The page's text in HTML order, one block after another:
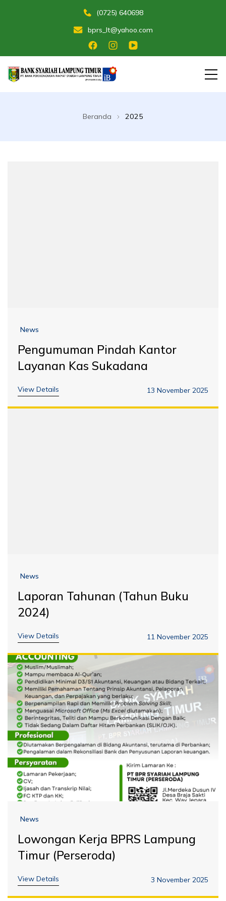
(0725) 640698
bprs_lt@yahoo.com
Lampung Timur
Beranda 2025
News
Pengumuman Pindah Kantor
Layanan Kas Sukadana
View Details 13 November 2025
News
Laporan Tahunan (Tahun Buku
2024)
View Details 11 November 2025
News
Lowongan Kerja BPRS Lampung
Timur (Perseroda)
View Details 3 November 2025